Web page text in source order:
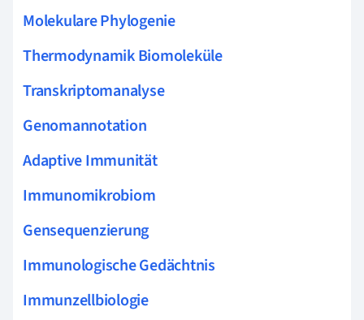
Molekulare Phylogenie
Thermodynamik Biomoleküle
Transkriptomanalyse
Genomannotation
Adaptive Immunität
Immunomikrobiom
Gensequenzierung
Immunologische Gedächtnis
Immunzellbiologie